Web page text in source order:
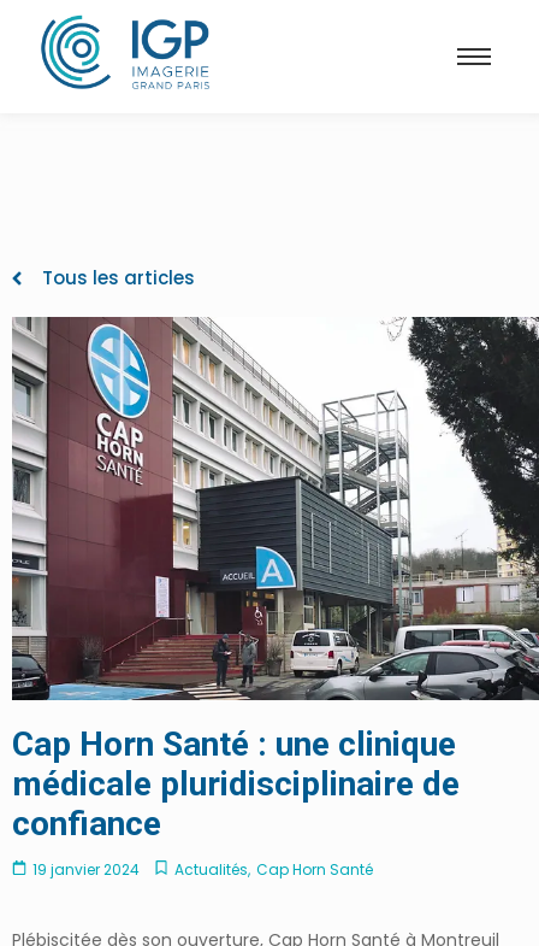
Tous les articles
Cap Horn Santé : une clinique
médicale pluridisciplinaire de
confiance
19 janvier 2024 Actualités, Cap Horn Santé
Plébiscitée dès son ouverture, Cap Horn Santé à Montreuil